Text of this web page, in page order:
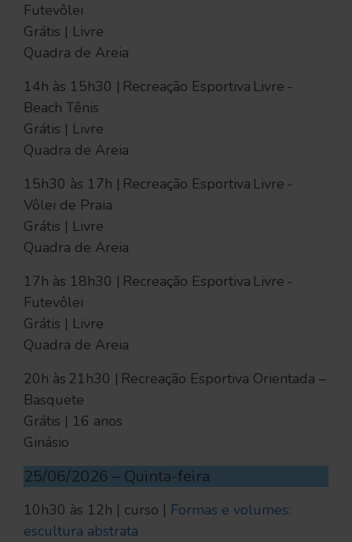
Futevôlei
Grátis | Livre
Quadra de Areia
14h às 15h30 | Recreação Esportiva Livre -
Beach Tênis
Grátis | Livre
Quadra de Areia
15h30 às 17h | Recreação Esportiva Livre -
Vôlei de Praia
Grátis | Livre
Quadra de Areia
17h às 18h30 | Recreação Esportiva Livre -
Futevôlei
Grátis | Livre
Quadra de Areia
20h às 21h30 | Recreação Esportiva Orientada –
Basquete
Grátis | 16 anos
Ginásio
25/06/2026 – Quinta-feira
10h30 às 12h | curso | Formas e volumes:
escultura abstrata